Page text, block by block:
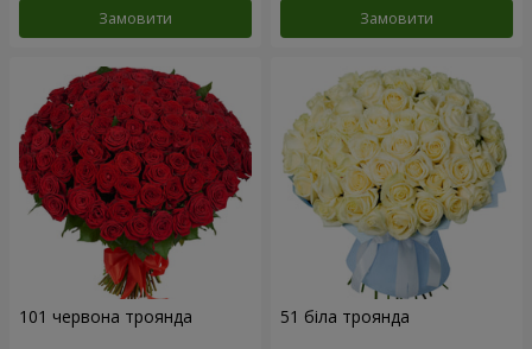
Замовити Замовити
101 червона троянда 51 біла троянда